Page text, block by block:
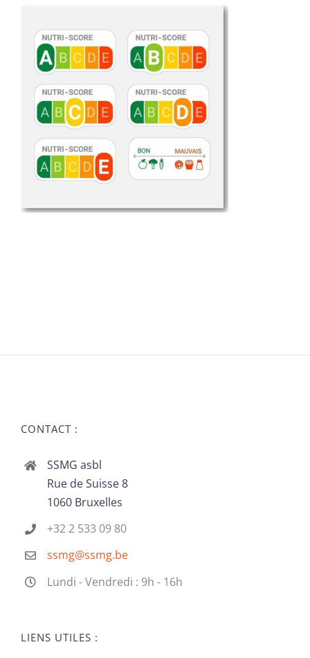
CONTACT :
SSMG asbl
Rue de Suisse 8
1060 Bruxelles
+32 2 533 09 80
ssmg@ssmg.be
Lundi - Vendredi : 9h - 16h
LIENS UTILES :